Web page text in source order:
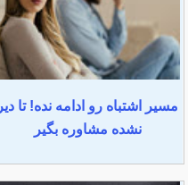
مسیر اشتباه رو ادامه نده! تا دیر
نشده مشاوره بگیر